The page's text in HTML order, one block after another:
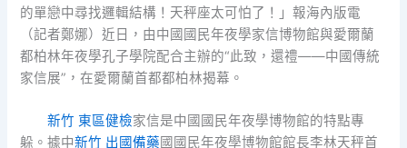
的單戀中尋找邏輯結構！天秤座太可怕了！」報海內版電
（記者鄭娜）近日，由中國國民年夜學家信博物館與愛爾蘭
都柏林年夜學孔子學院配合主辦的“此致，還禮——中國傳統
家信展”，在愛爾蘭首都都柏林揭幕。
新竹 東區健檢家信是中國國民年夜學博物館的特點專
躲。據中新竹 出國備藥國國民年夜學博物館館長李林天秤首